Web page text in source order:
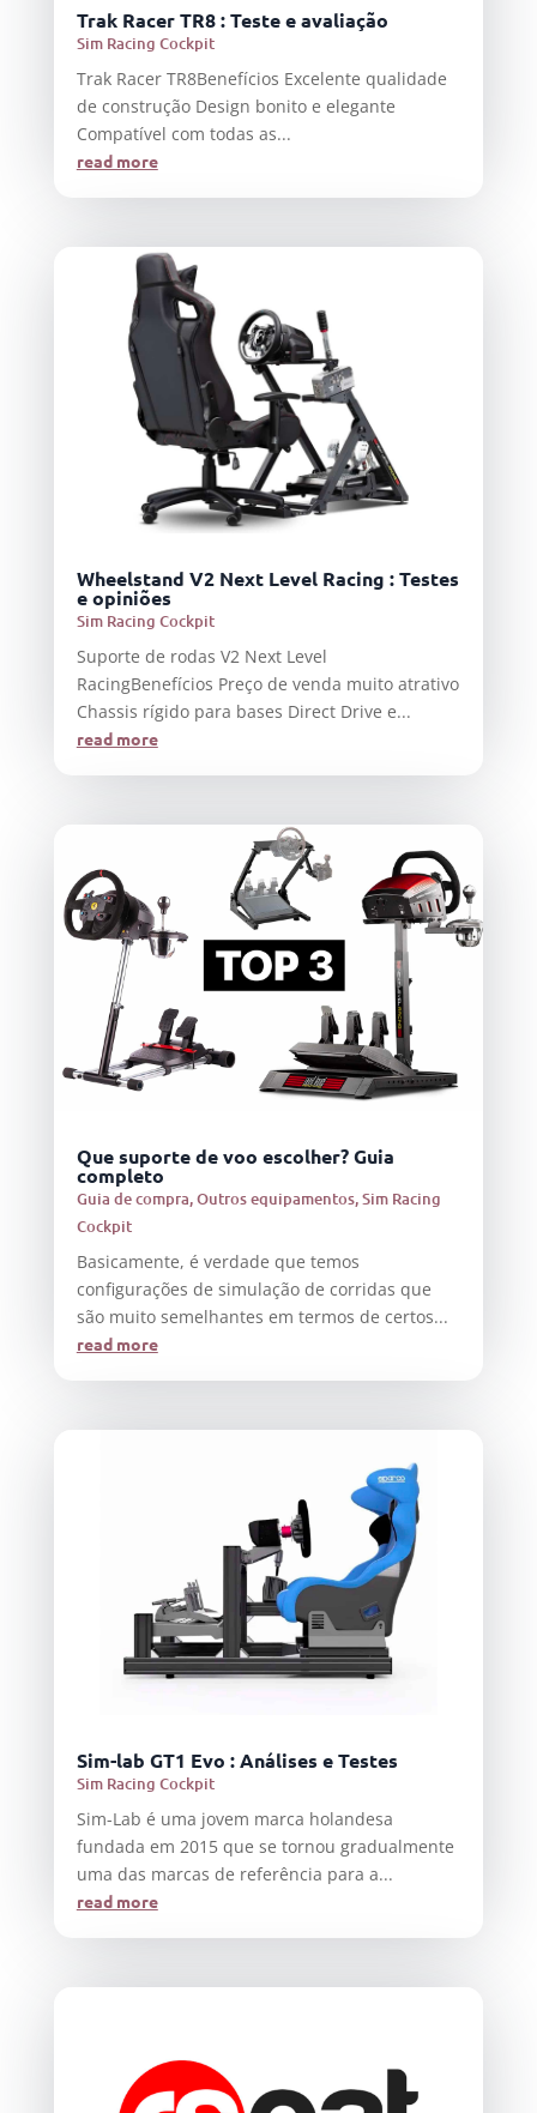
Trak Racer TR8 : Teste e avaliação
Sim Racing Cockpit
Trak Racer TR8Benefícios Excelente qualidade
de construção Design bonito e elegante
Compatível com todas as...
read more
Wheelstand V2 Next Level Racing : Testes
e opiniões
Sim Racing Cockpit
Suporte de rodas V2 Next Level
RacingBenefícios Preço de venda muito atrativo
Chassis rígido para bases Direct Drive e...
read more
Que suporte de voo escolher? Guia
completo
Guia de compra,Outros equipamentos,Sim Racing
Cockpit
Basicamente, é verdade que temos
configurações de simulação de corridas que
são muito semelhantes em termos de certos...
read more
Sim-lab GT1 Evo : Análises e Testes
Sim Racing Cockpit
Sim-Lab é uma jovem marca holandesa
fundada em 2015 que se tornou gradualmente
uma das marcas de referência para a...
read more